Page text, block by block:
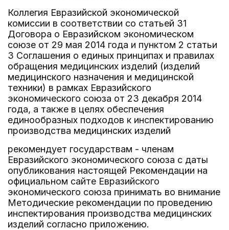
Коллегия Евразийской экономической
комиссии в соответствии со статьей 31
Договора о Евразийском экономическом
союзе от 29 мая 2014 года и пунктом 2 статьи
3 Соглашения о единых принципах и правилах
обращения медицинских изделий (изделий
медицинского назначения и медицинской
техники) в рамках Евразийского
экономического союза от 23 декабря 2014
года, а также в целях обеспечения
единообразных подходов к инспектированию
производства медицинских изделий
рекомендует государствам - членам
Евразийского экономического союза с даты
опубликования настоящей Рекомендации на
официальном сайте Евразийского
экономического союза принимать во внимание
Методические рекомендации по проведению
инспектирования производства медицинских
изделий согласно приложению.